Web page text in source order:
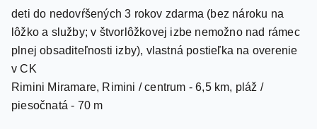
plnej obsaditeľnosti izby), vlastná postieľka na overenie
v CK
Rimini Miramare, Rimini / centrum - 6,5 km, pláž /
piesočnatá - 70 m